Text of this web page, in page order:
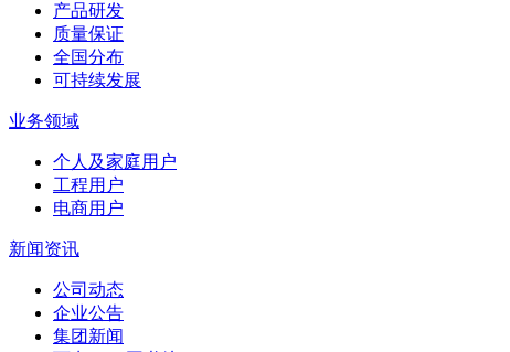
产品研发
质量保证
全国分布
可持续发展
业务领域
个人及家庭用户
工程用户
电商用户
新闻资讯
公司动态
企业公告
集团新闻